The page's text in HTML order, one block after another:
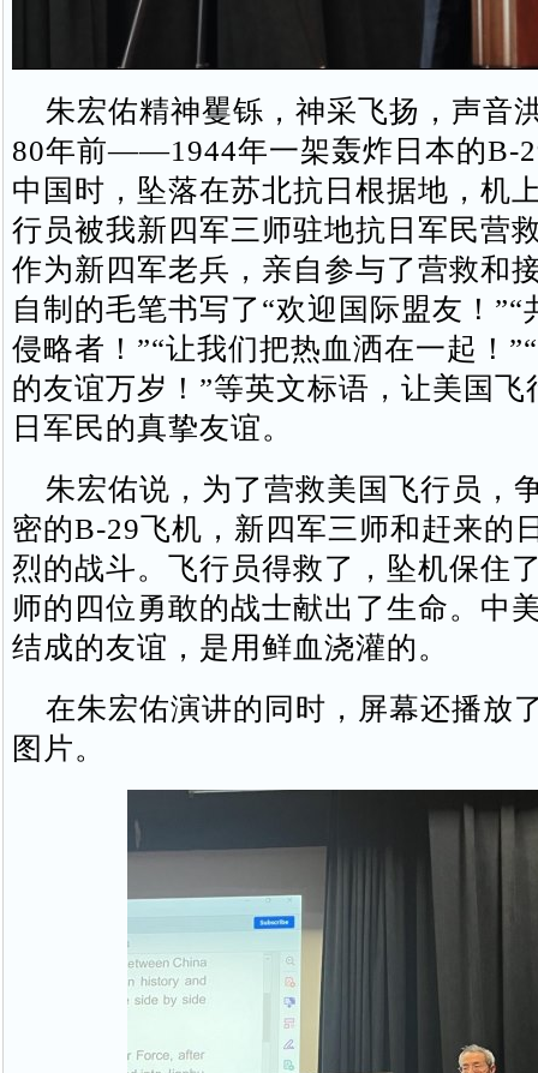
朱宏佑精神矍铄，神采飞扬，声音
80年前——1944年一架轰炸日本的B-
中国时，坠落在苏北抗日根据地，机
行员被我新四军三师驻地抗日军民营
作为新四军老兵，亲自参与了营救和
自制的毛笔书写了“欢迎国际盟友！”“
侵略者！”“让我们把热血洒在一起！
的友谊万岁！”等英文标语，让美国飞
日军民的真挚友谊。
朱宏佑说，为了营救美国飞行员，
密的B-29飞机，新四军三师和赶来的
烈的战斗。飞行员得救了，坠机保住
师的四位勇敢的战士献出了生命。中
结成的友谊，是用鲜血浇灌的。
在朱宏佑演讲的同时，屏幕还播放
图片。